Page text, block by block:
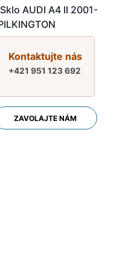
AUDI A4 II 2001-
Kontaktujte nás
+421 951 123 692
ZAVOLAJTE NÁM